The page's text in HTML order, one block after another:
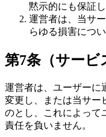
黙示的にも保証
運営者は、当サ
らゆる損害につ
第7条（サービ
運営者は、ユーザーに
変更し、または当サー
のとし、これによって
責任を負いません。